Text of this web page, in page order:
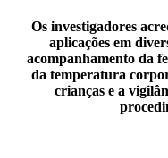
Os investigadores
aplicações em
acompanhamento da
da temperatura
crianças e a